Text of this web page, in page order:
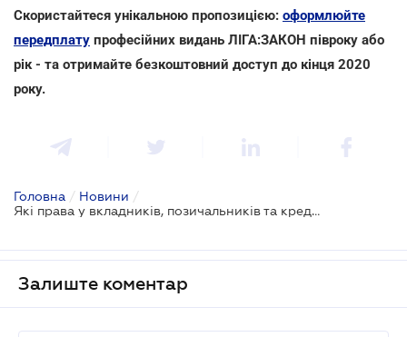
Скористайтеся унікальною пропозицією: оформлюйте
передплату професійних видань ЛІГА:ЗАКОН півроку або
рік - та отримайте безкоштовний доступ до кінця 2020
року.
Головна / Новини /
Які права у вкладників, позичальників та кредиторів при ліквідації банку
Залиште коментар